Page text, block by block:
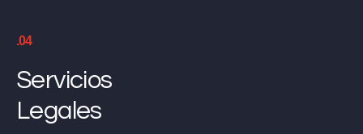
.04
Servicios
Legales